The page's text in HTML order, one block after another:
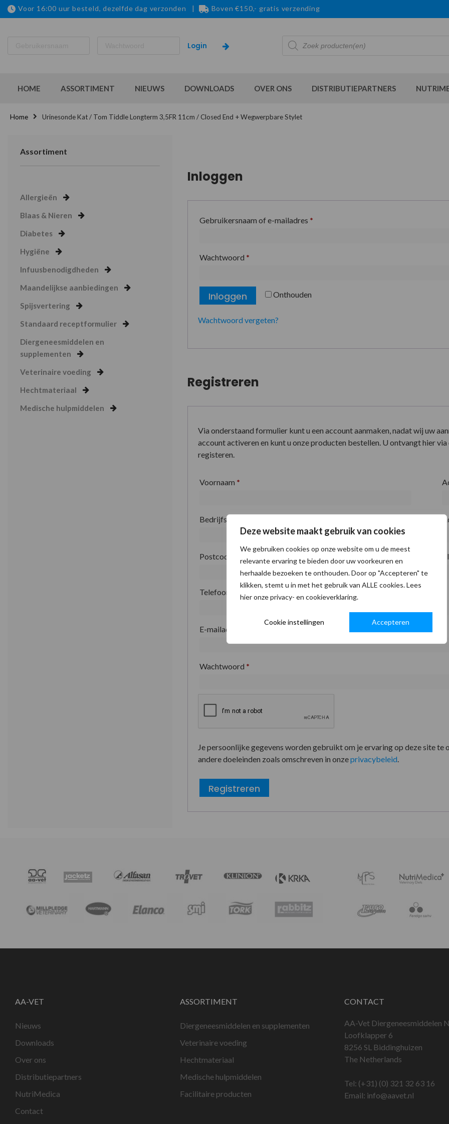
Deze website maakt gebruik van cookies
We gebruiken cookies op onze website om u de meest
relevante ervaring te bieden door uw voorkeuren en
herhaalde bezoeken te onthouden. Door op "Accepteren" te
klikken, stemt u in met het gebruik van ALLE cookies. Lees
hier onze privacy- en cookieverklaring.
Cookie instellingen Accepteren
Voor 16:00 uur besteld, dezelfde dag verzonden | Boven €150,- gratis verzending
Producten
zoeken
HOME ASSORTIMENT NIEUWS DOWNLOADS OVER ONS DISTRIBUTIEPARTNERS
Home Urinesonde Kat / Tom Tiddle Longterm 3,5FR 11cm / Closed End + Wegwerpbare Stylet
Assortiment
Allergieën
Blaas & Nieren
Diabetes
Hygiëne
Infuusbenodigdheden
Maandelijkse aanbiedingen
Spijsvertering
Standaard receptformulier
Diergeneesmiddelen en
supplementen
Veterinaire voeding
Hechtmateriaal
Medische hulpmiddelen
Inloggen
Gebruikersnaam of e-mailadres *
Wachtwoord *
Onthouden
Inloggen
Wachtwoord vergeten?
Registreren
Via onderstaand formulier kunt u een account aanmaken, nadat wij uw
account activeren en kunt u onze producten bestellen. U ontvangt hier
registeren.
Voornaam *
Bedrijfsnaam
Postcode
Telefoon
E-mailadres
Wachtwoord *
Je persoonlijke gegevens worden gebruikt om je ervaring op deze site
andere doeleinden zoals omschreven in onzeprivacybeleid
Registreren
AA-VET
Nieuws
Downloads
Over ons
Distributiepartners
NutriMedica
Contact
ASSORTIMENT
Diergeneesmiddelen en supplementen
Veterinaire voeding
Hechtmateriaal
Medische hulpmiddelen
Facilitaire producten
CONTACT
AA-Vet Diergeneesmiddelen
Loofklapper 6
8256 SL Biddinghuizen
The Netherlands
Tel: (+31) (0) 321 32 63 16
Email: info@aavet.nl